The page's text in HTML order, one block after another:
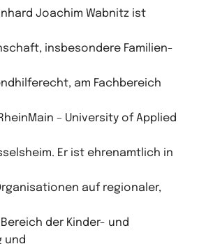
Joachim Wabnitz ist
insbesondere Familien-
am Fachbereich
– University of Applied
Er ist ehrenamtlich in
auf regionaler,
der Kinder- und
und